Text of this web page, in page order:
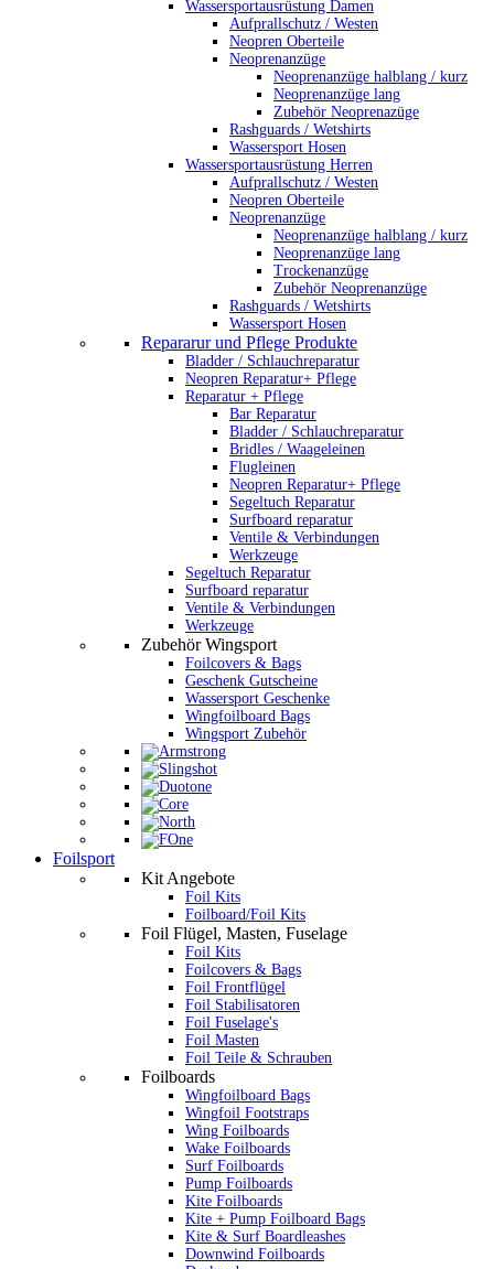
Wassersportausrüstung Damen
Aufprallschutz / Westen
Neopren Oberteile
Neoprenanzüge
Neoprenanzüge halblang / kurz
Neoprenanzüge lang
Zubehör Neoprenazüge
Rashguards / Wetshirts
Wassersport Hosen
Wassersportausrüstung Herren
Aufprallschutz / Westen
Neopren Oberteile
Neoprenanzüge
Neoprenanzüge halblang / kurz
Neoprenanzüge lang
Trockenanzüge
Zubehör Neoprenanzüge
Rashguards / Wetshirts
Wassersport Hosen
Repararur und Pflege Produkte
Bladder / Schlauchreparatur
Neopren Reparatur+ Pflege
Reparatur + Pflege
Bar Reparatur
Bladder / Schlauchreparatur
Bridles / Waageleinen
Flugleinen
Neopren Reparatur+ Pflege
Segeltuch Reparatur
Surfboard reparatur
Ventile & Verbindungen
Werkzeuge
Segeltuch Reparatur
Surfboard reparatur
Ventile & Verbindungen
Werkzeuge
Zubehör Wingsport
Foilcovers & Bags
Geschenk Gutscheine
Wassersport Geschenke
Wingfoilboard Bags
Wingsport Zubehör
Foilsport
Kit Angebote
Foil Kits
Foilboard/Foil Kits
Foil Flügel, Masten, Fuselage
Foil Kits
Foilcovers & Bags
Foil Frontflügel
Foil Stabilisatoren
Foil Fuselage's
Foil Masten
Foil Teile & Schrauben
Foilboards
Wingfoilboard Bags
Wingfoil Footstraps
Wing Foilboards
Wake Foilboards
Surf Foilboards
Pump Foilboards
Kite Foilboards
Kite + Pump Foilboard Bags
Kite & Surf Boardleashes
Downwind Foilboards